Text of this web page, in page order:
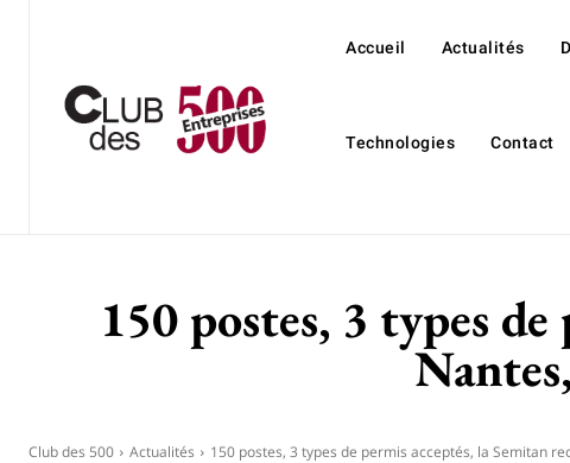
Accueil Actualités
Technologies Contact
150 postes, 3 types
Club des 500 Actualités 150 postes, 3 types de permis acceptés, la Semitan